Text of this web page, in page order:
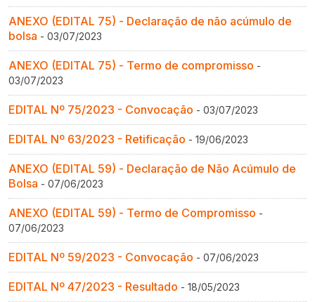
ANEXO (EDITAL 75) - Declaração de não acúmulo de
bolsa - 03/07/2023
ANEXO (EDITAL 75) - Termo de compromisso -
03/07/2023
EDITAL Nº 75/2023 - Convocação - 03/07/2023
EDITAL Nº 63/2023 - Retificação - 19/06/2023
ANEXO (EDITAL 59) - Declaração de Não Acúmulo de
Bolsa - 07/06/2023
ANEXO (EDITAL 59) - Termo de Compromisso -
07/06/2023
EDITAL Nº 59/2023 - Convocação - 07/06/2023
EDITAL Nº 47/2023 - Resultado - 18/05/2023